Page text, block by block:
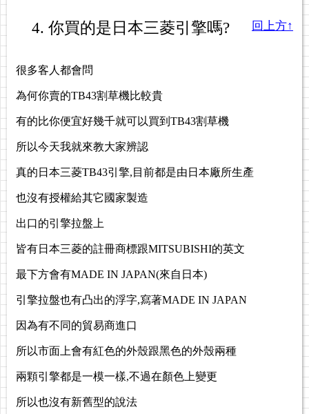
4. 你買的是日本三菱引擎嗎? 回上方↑
很多客人都會問
為何你賣的TB43割草機比較貴
有的比你便宜好幾千就可以買到TB43割草機
所以今天我就來教大家辨認
真的日本三菱TB43引擎,目前都是由日本廠所生產
也沒有授權給其它國家製造
出口的引擎拉盤上
皆有日本三菱的註冊商標跟MITSUBISHI的英文
最下方會有MADE IN JAPAN(來自日本)
引擎拉盤也有凸出的浮字,寫著MADE IN JAPAN
因為有不同的貿易商進口
所以市面上會有紅色的外殼跟黑色的外殼兩種
兩顆引擎都是一模一樣,不過在顏色上變更
所以也沒有新舊型的說法